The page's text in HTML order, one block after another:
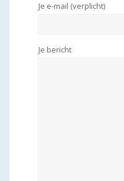
Je e-mail (verplicht)
Je bericht